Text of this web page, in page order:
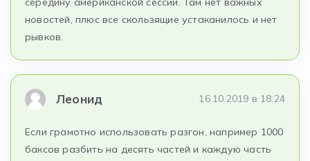
новостей, плюс все скользящие устаканилось и нет
рывков.
Леонид 16.10.2019 в 18:24
Если грамотно использовать разгон, например 1000
баксов разбить на десять частей и каждую часть